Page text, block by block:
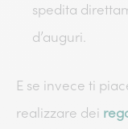
spedita
d’auguri.
E se invece ti
realizzare dei